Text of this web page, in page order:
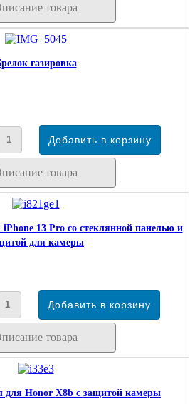
товара
газировка
товара
13 Pro со стеклянной панелью и
для камеры
товара
для Honor X8b с защитой камеры